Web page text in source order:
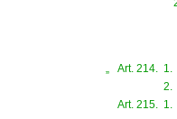
„
Art. 214. 1.
2.
Art. 215. 1.